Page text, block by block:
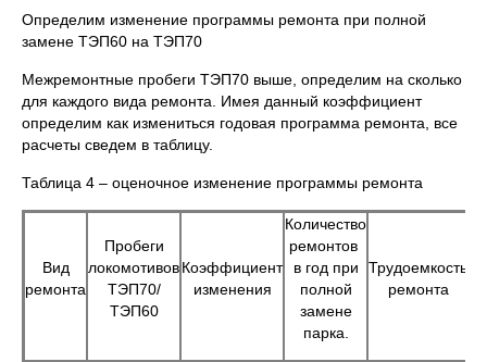
Определим изменение программы ремонта при полной
замене ТЭП60 на ТЭП70
Межремонтные пробеги ТЭП70 выше, определим на сколько
для каждого вида ремонта. Имея данный коэффициент
определим как измениться годовая программа ремонта, все
расчеты сведем в таблицу.
Таблица 4 – оценочное изменение программы ремонта
Вид
ремонта
Пробеги
локомотивов
ТЭП70/
ТЭП60
Коэффициент
изменения
Количество
ремонтов
в год при
полной
замене
парка.
Трудоемкость
ремонта